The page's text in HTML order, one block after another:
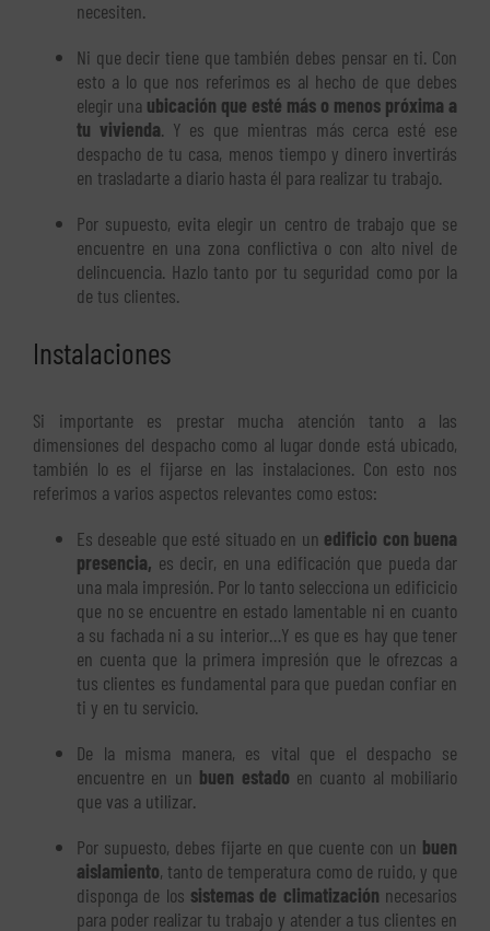
necesiten.
Ni que decir tiene que también debes pensar en ti. Con
esto a lo que nos referimos es al hecho de que debes
elegir una ubicación que esté más o menos próxima a
tu vivienda. Y es que mientras más cerca esté ese
despacho de tu casa, menos tiempo y dinero invertirás
en trasladarte a diario hasta él para realizar tu trabajo.
Por supuesto, evita elegir un centro de trabajo que se
encuentre en una zona conflictiva o con alto nivel de
delincuencia. Hazlo tanto por tu seguridad como por la
de tus clientes.
Instalaciones
Si importante es prestar mucha atención tanto a las
dimensiones del despacho como al lugar donde está ubicado,
también lo es el fijarse en las instalaciones. Con esto nos
referimos a varios aspectos relevantes como estos:
Es deseable que esté situado en un edificio con buena
presencia, es decir, en una edificación que pueda dar
una mala impresión. Por lo tanto selecciona un edificicio
que no se encuentre en estado lamentable ni en cuanto
a su fachada ni a su interior…Y es que es hay que tener
en cuenta que la primera impresión que le ofrezcas a
tus clientes es fundamental para que puedan confiar en
ti y en tu servicio.
De la misma manera, es vital que el despacho se
encuentre en un buen estado en cuanto al mobiliario
que vas a utilizar.
Por supuesto, debes fijarte en que cuente con un buen
aislamiento, tanto de temperatura como de ruido, y que
disponga de los sistemas de climatización necesarios
para poder realizar tu trabajo y atender a tus clientes en